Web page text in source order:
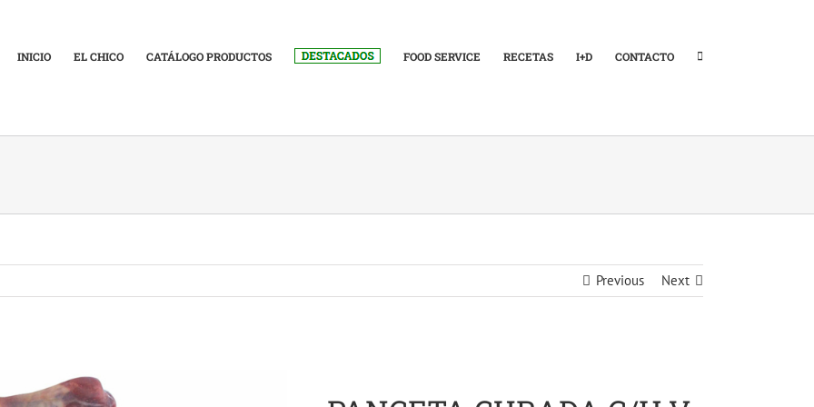
INICIO EL CHICO CATÁLOGO PRODUCTOS FOOD SERVICE RECETAS I+D CONTACTO
Previous Next